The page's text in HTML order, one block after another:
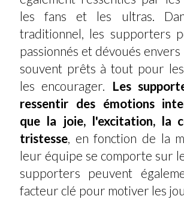
les fans et les ultras.
traditionnel, les supporters
passionnés et dévoués
souvent prêts à tout pour
les encourager. Les
ressentir des émotions
que la joie, l'excitation, la
tristesse, en fonction de la
leur équipe se comporte sur
supporters peuvent
facteur clé pour motiver les